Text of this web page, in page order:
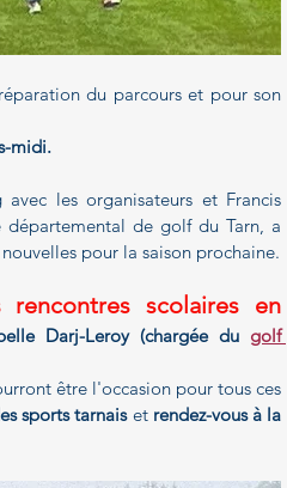
du parcours et pour son
midi.
les organisateurs et Francis
de golf du Tarn, a
pour la saison prochaine.
scolaires en
Darj-Leroy (chargée du golf
être l'occasion pour tous ces
sports tarnais et rendez-vous à la